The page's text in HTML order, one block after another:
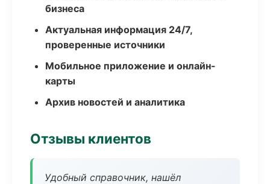
бизнеса
Актуальная информация 24/7,
проверенные источники
Мобильное приложение и онлайн-
карты
Архив новостей и аналитика
Отзывы клиентов
Удобный справочник, нашёл